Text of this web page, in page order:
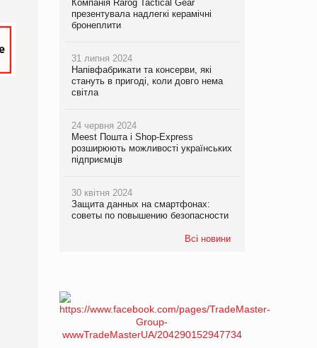
Компанія Rarog Tactical Gear
презентувала надлегкі керамічні
бронеплити
31 липня 2024
Напівфабрикати та консерви, які
стануть в пригоді, коли довго нема
світла
24 червня 2024
Meest Пошта і Shop-Express
розширюють можливості українських
підприємців
30 квітня 2024
Защита данных на смартфонах:
советы по повышению безопасности
Всі новини